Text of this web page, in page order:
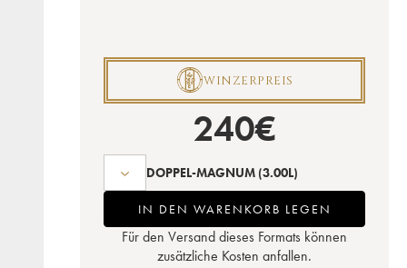
PWINZERPREIS
240€
DOPPEL-MAGNUM (3.00L)
IN DEN WARENKORB LEGEN
Für den Versand dieses Formats können
zusätzliche Kosten anfallen.